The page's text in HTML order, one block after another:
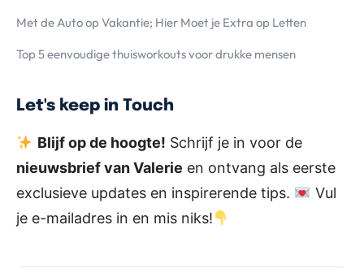
Met de Auto op Vakantie; Hier Moet je Extra op Letten
Top 5 eenvoudige thuisworkouts voor drukke mensen
Let's keep in Touch
Blijf op de hoogte! Schrijf je in voor de
nieuwsbrief van Valerie en ontvang als eerste
exclusieve updates en inspirerende tips.
Vul
je e-mailadres in en mis niks!